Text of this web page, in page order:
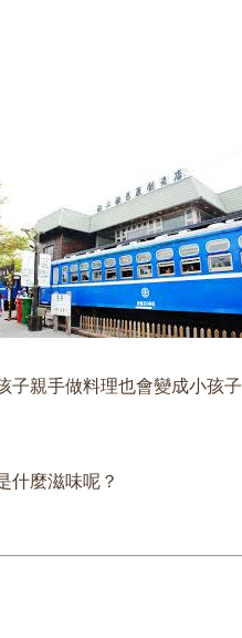
子親手做料理也會變成小孩子
什麼滋味呢？